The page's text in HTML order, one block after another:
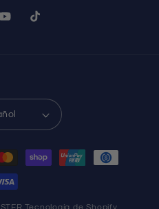
YouTubeTikTok